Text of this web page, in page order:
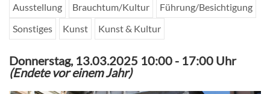
Ausstellung Brauchtum/Kultur
Führung/Besichtigung
Sonstiges
Kunst Kunst & Kultur
Donnerstag, 13.03.2025 10:00 - 17:00 Uhr
(Endete vor einem Jahr)